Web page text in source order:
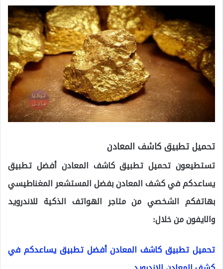
تحميل تطبيق كاشف المعادن
تستطيعون تحميل تطبيق كاشف المعادن أفضل تطبيق
يساعدكم في كشف المعادن بفضل المستشعر المغناطيسي
بهاتفكم الشخصي من متاجر الهواتف الذكية للاندرويد
والايفون من خلال:
تحميل تطبيق كاشف المعادن أفضل تطبيق يساعدكم في